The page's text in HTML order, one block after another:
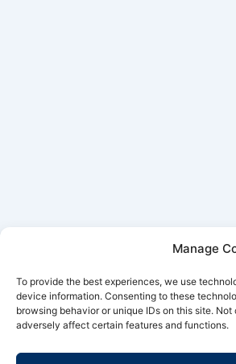
Manage
To provide the best experiences, we use
device information. Consenting to these
browsing behavior or unique IDs on this site.
adversely affect certain features and functions.